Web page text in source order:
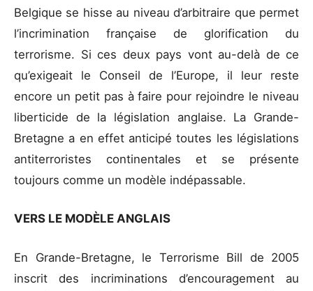
Belgique se hisse au niveau d’arbitraire que permet
l’incrimination française de glorification du
terrorisme. Si ces deux pays vont au-delà de ce
qu’exigeait le Conseil de l’Europe, il leur reste
encore un petit pas à faire pour rejoindre le niveau
liberticide de la législation anglaise. La Grande-
Bretagne a en effet anticipé toutes les législations
antiterroristes continentales et se présente
toujours comme un modèle indépassable.
VERS LE MODÈLE ANGLAIS
En Grande-Bretagne, le Terrorisme Bill de 2005
inscrit des incriminations d’encouragement au